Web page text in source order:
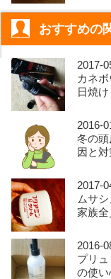
おすすめの
2017-
カネ
日焼
2016-
冬の
因と
2017-
ムサ
家族
2016-
プリ
の使い